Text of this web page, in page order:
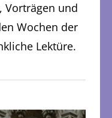
Vorträgen und
Wochen der
Lektüre.